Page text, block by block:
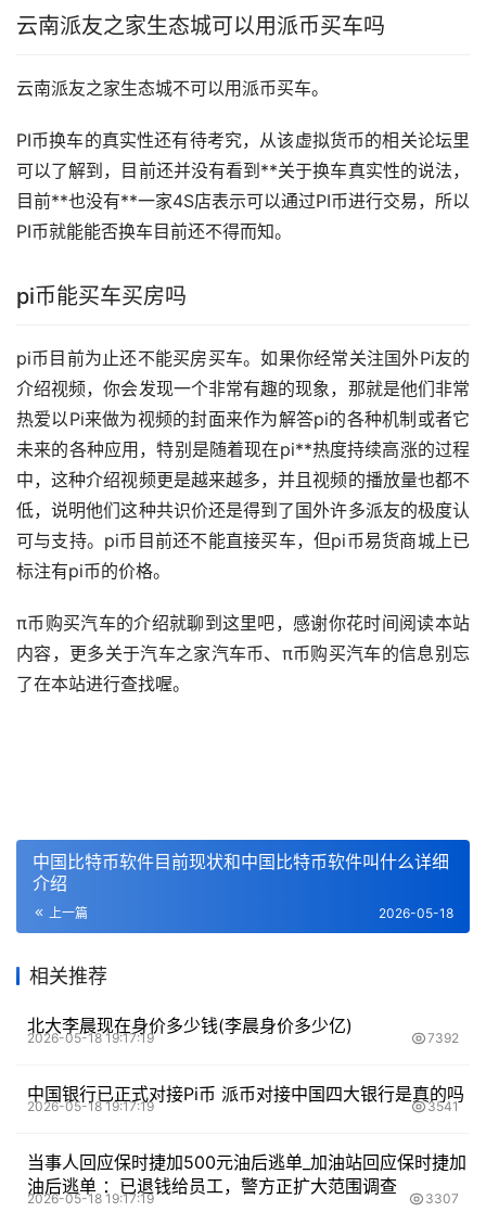
云南派友之家生态城可以用派币买车吗
云南派友之家生态城不可以用派币买车。
PI币换车的真实性还有待考究，从该虚拟货币的相关论坛里
可以了解到，目前还并没有看到**关于换车真实性的说法，
目前**也没有**一家4S店表示可以通过PI币进行交易，所以
PI币就能能否换车目前还不得而知。
pi币能买车买房吗
pi币目前为止还不能买房买车。如果你经常关注国外Pi友的
介绍视频，你会发现一个非常有趣的现象，那就是他们非常
热爱以Pi来做为视频的封面来作为解答pi的各种机制或者它
未来的各种应用，特别是随着现在pi**热度持续高涨的过程
中，这种介绍视频更是越来越多，并且视频的播放量也都不
低，说明他们这种共识价还是得到了国外许多派友的极度认
可与支持。pi币目前还不能直接买车，但pi币易货商城上已
标注有pi币的价格。
π币购买汽车的介绍就聊到这里吧，感谢你花时间阅读本站
内容，更多关于汽车之家汽车币、π币购买汽车的信息别忘
了在本站进行查找喔。
中国比特币软件目前现状和中国比特币软件叫什么详细
介绍
上一篇 2026-05-18
相关推荐
北大李晨现在身价多少钱(李晨身价多少亿)
2026-05-18 19:17:19 7392
中国银行已正式对接Pi币 派币对接中国四大银行是真的吗
2026-05-18 19:17:19 3541
当事人回应保时捷加500元油后逃单_加油站回应保时捷加
油后逃单 ：已退钱给员工，警方正扩大范围调查
2026-05-18 19:17:19 3307